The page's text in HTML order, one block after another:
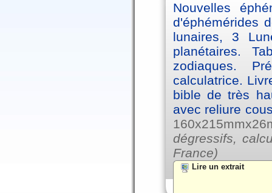
Nouvelles
d'éphémérides
lunaires, 3
planétaires.
zodiaques.
calculatrice.
bible de très
avec reliure
dégressifs,
France)
Lire un extrait